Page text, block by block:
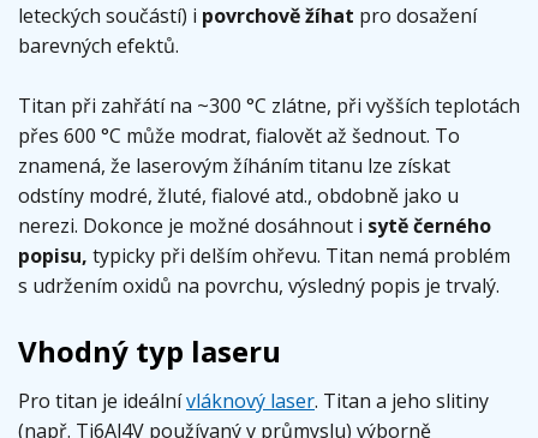
leteckých součástí) i povrchově žíhat pro dosažení
barevných efektů.
Titan při zahřátí na ~300 °C zlátne, při vyšších teplotách
přes 600 °C může modrat, fialovět až šednout. To
znamená, že laserovým žíháním titanu lze získat
odstíny modré, žluté, fialové atd., obdobně jako u
nerezi. Dokonce je možné dosáhnout i sytě černého
popisu, typicky při delším ohřevu. Titan nemá problém
s udržením oxidů na povrchu, výsledný popis je trvalý.
Vhodný typ laseru
Pro titan je ideálnívláknový laser. Titan a jeho slitiny
(např. Ti6Al4V používaný v průmyslu) výborně